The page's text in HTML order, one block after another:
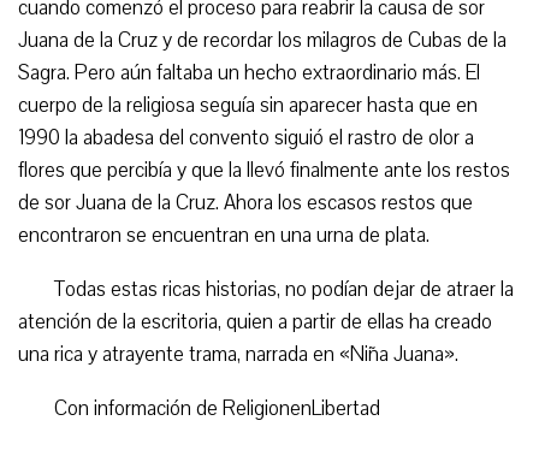
cuando comenzó el proceso para reabrir la causa de sor
Juana de la Cruz y de recordar los milagros de Cubas de la
Sagra. Pero aún faltaba un hecho extraordinario más. El
cuerpo de la religiosa seguía sin aparecer hasta que en
1990 la abadesa del convento siguió el rastro de olor a
flores que percibía y que la llevó finalmente ante los restos
de sor Juana de la Cruz. Ahora los escasos restos que
encontraron se encuentran en una urna de plata.
Todas estas ricas historias, no podían dejar de atraer la
atención de la escritoria, quien a partir de ellas ha creado
una rica y atrayente trama, narrada en «Niña Juana».
Con información de ReligionenLibertad